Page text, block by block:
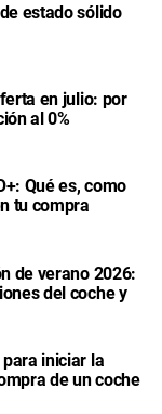
estado sólido
en julio: por
al 0%
Qué es, como
tu compra
de verano 2026:
del coche y
para iniciar la
de un coche